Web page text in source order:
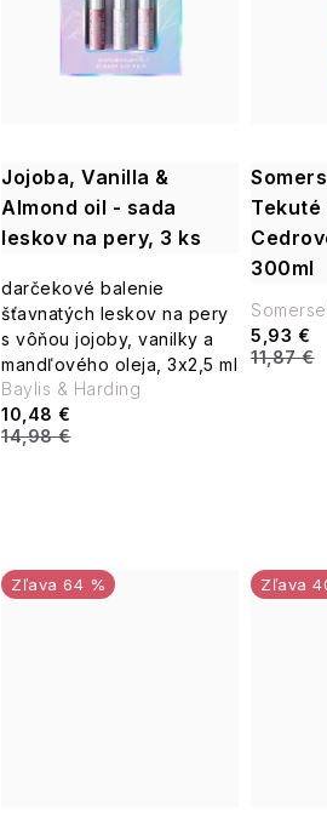
Jojoba, Vanilla &
Almond oil - sada
leskov na pery, 3 ks
darčekové balenie
šťavnatých leskov na pery
s vôňou jojoby, vanilky a
mandľového oleja, 3x2,5 ml
10,48 €
14,98 €
Baylis & Harding
Tekuté
300ml
5,93 €
11,87 €
64 %